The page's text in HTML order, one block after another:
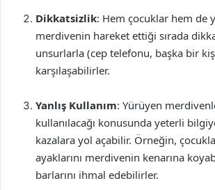
Dikkatsizlik: Hem çocuklar hem de
merdivenin hareket ettiği sırada
unsurlarla (cep telefonu, başka bir
karşılaşabilirler.
Yanlış Kullanım: Yürüyen
kullanılacağı konusunda yeterli
kazalara yol açabilir. Örneğin,
ayaklarını merdivenin kenarına
barlarını ihmal edebilirler.